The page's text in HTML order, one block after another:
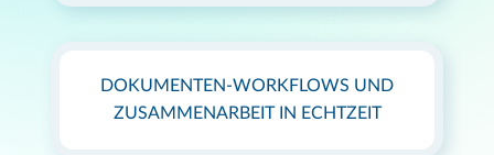
DOKUMENTEN-WORKFLOWS UND
ZUSAMMENARBEIT IN ECHTZEIT